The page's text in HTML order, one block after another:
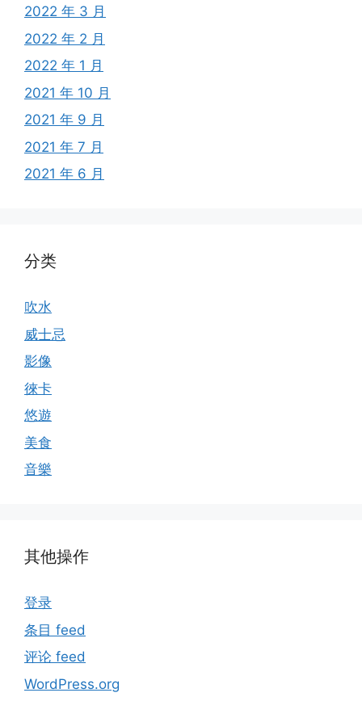
2022 年 3 月
2022 年 2 月
2022 年 1 月
2021 年 10 月
2021 年 9 月
2021 年 7 月
2021 年 6 月
分类
吹水
威士忌
影像
徠卡
悠遊
美食
音樂
其他操作
登录
条目 feed
评论 feed
WordPress.org